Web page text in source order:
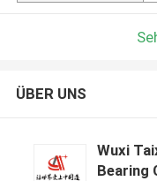
ÜBER UNS
Wuxi
Bearing